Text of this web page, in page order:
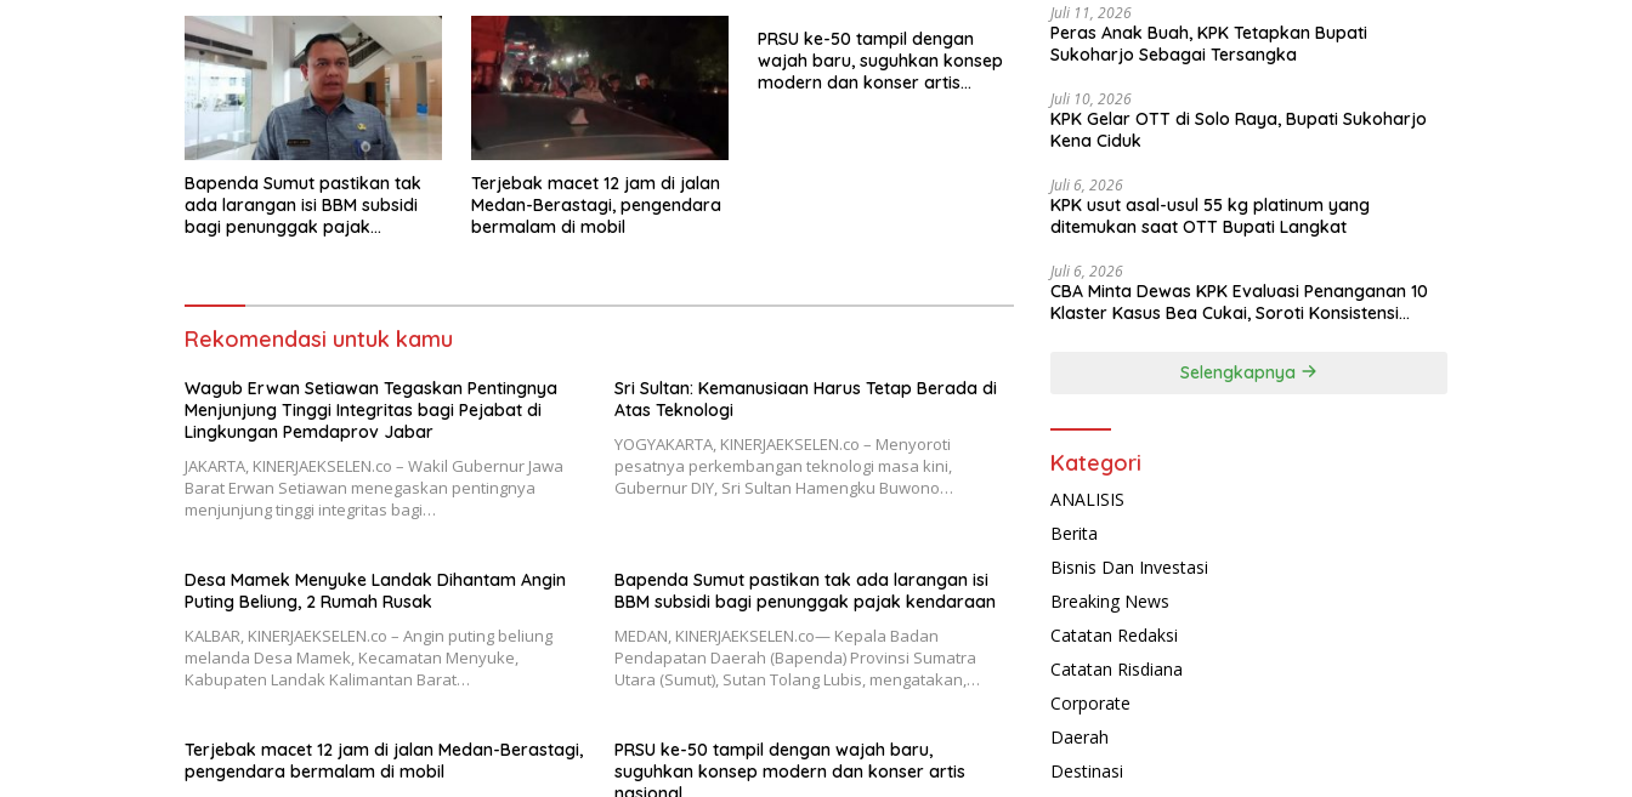
Bapenda Sumut pastikan tak
ada larangan isi BBM subsidi
bagi penunggak pajak
Terjebak macet 12 jam di jalan
Medan-Berastagi, pengendara
bermalam di mobil
PRSU ke-50 tampil dengan
wajah baru, suguhkan konsep
modern dan konser artis
Rekomendasi untuk kamu
Wagub Erwan Setiawan Tegaskan Pentingnya
Menjunjung Tinggi Integritas bagi Pejabat di
Lingkungan Pemdaprov Jabar
JAKARTA, KINERJAEKSELEN.co – Wakil Gubernur Jawa
Barat Erwan Setiawan menegaskan pentingnya
menjunjung tinggi integritas bagi…
Sri Sultan: Kemanusiaan Harus Tetap Berada di
Atas Teknologi
YOGYAKARTA, KINERJAEKSELEN.co – Menyoroti
pesatnya perkembangan teknologi masa kini,
Gubernur DIY, Sri Sultan Hamengku Buwono…
Desa Mamek Menyuke Landak Dihantam Angin
Puting Beliung, 2 Rumah Rusak
KALBAR, KINERJAEKSELEN.co – Angin puting beliung
melanda Desa Mamek, Kecamatan Menyuke,
Kabupaten Landak Kalimantan Barat…
Bapenda Sumut pastikan tak ada larangan isi
BBM subsidi bagi penunggak pajak kendaraan
MEDAN, KINERJAEKSELEN.co— Kepala Badan
Pendapatan Daerah (Bapenda) Provinsi Sumatra
Utara (Sumut), Sutan Tolang Lubis, mengatakan,…
Terjebak macet 12 jam di jalan Medan-Berastagi,
pengendara bermalam di mobil
PRSU ke-50 tampil dengan wajah baru,
suguhkan konsep modern dan konser artis
Juli 11, 2026
Peras Anak Buah, KPK Tetapkan Bupati
Sukoharjo Sebagai Tersangka
Juli 10, 2026
KPK Gelar OTT di Solo Raya, Bupati Sukoharjo
Kena Ciduk
Juli 6, 2026
KPK usut asal-usul 55 kg platinum yang
ditemukan saat OTT Bupati Langkat
Juli 6, 2026
CBA Minta Dewas KPK Evaluasi Penanganan 10
Klaster Kasus Bea Cukai, Soroti Konsistensi
Selengkapnya
Kategori
ANALISIS
Berita
Bisnis Dan Investasi
Breaking News
Catatan Redaksi
Catatan Risdiana
Corporate
Daerah
Destinasi